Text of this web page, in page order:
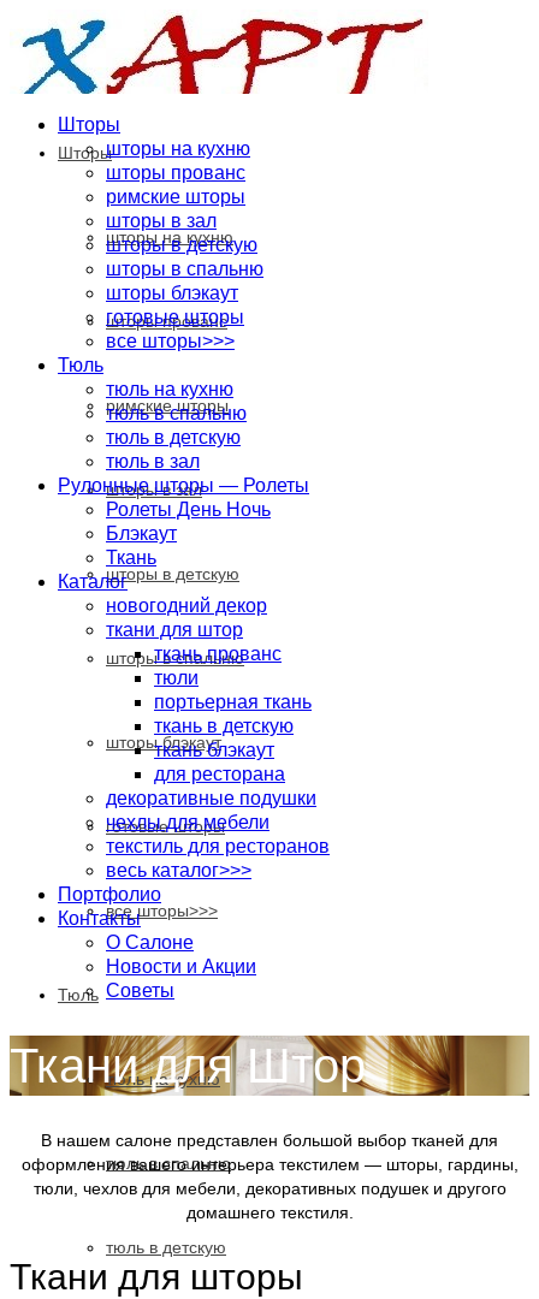
Шторы
шторы на кухню
шторы прованс
римские шторы
шторы в зал
шторы в детскую
шторы в спальню
шторы блэкаут
готовые шторы
все шторы>>>
Тюль
тюль на кухню
тюль в спальню
тюль в детскую
Шторы
шторы на кухню
шторы прованс
римские шторы
шторы в зал
шторы в детскую
шторы в спальню
шторы блэкаут
готовые шторы
все шторы>>>
Тюль
тюль на кухню
тюль в спальню
тюль в детскую
тюль в зал
Рулонные шторы — Ролеты
Ролеты День Ночь
Блэкаут
Ткань
Каталог
новогодний декор
ткани для штор
ткань прованс
тюли
портьерная ткань
ткань в детскую
ткань блэкаут
для ресторана
декоративные подушки
чехлы для мебели
текстиль для ресторанов
весь каталог>>>
Портфолио
Контакты
О Салоне
Новости и Акции
Cоветы
Ткани для Штор
В нашем салоне представлен большой выбор тканей для
оформления вашего интерьера текстилем — шторы, гардины,
тюли, чехлов для мебели, декоративных подушек и другого
домашнего текстиля.
Ткани для шторы